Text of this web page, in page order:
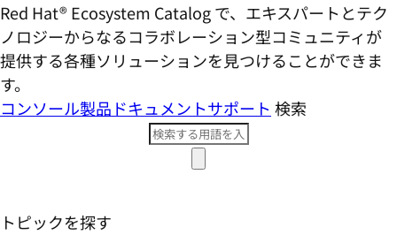
Red Hat® Ecosystem Catalog で、エキスパートとテク
ノロジーからなるコラボレーション型コミ​ュニティが
提供する各種ソリューションを見つけることができま
す。
コンソール製品ドキュメントサポート 検索
トピックを探す